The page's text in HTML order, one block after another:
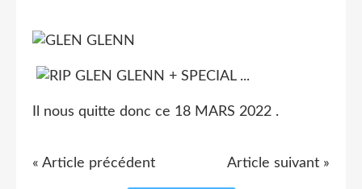
Il nous quitte donc ce 18 MARS 2022 .
« Article précédent Article suivant »